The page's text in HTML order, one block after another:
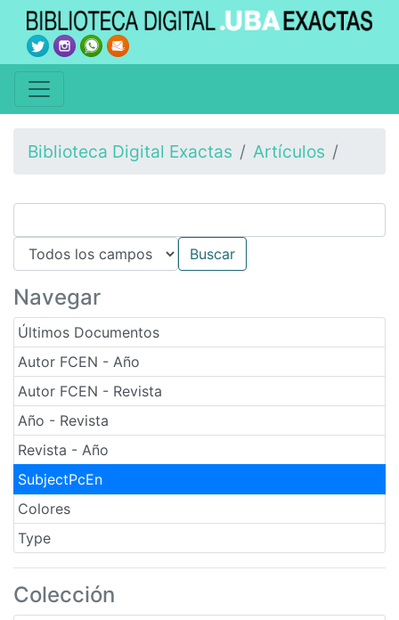
Biblioteca Digital Exactas Artículos
Navegar
Últimos Documentos
Autor FCEN - Año
Autor FCEN - Revista
Año - Revista
Revista - Año
SubjectPcEn
Colores
Type
Colección